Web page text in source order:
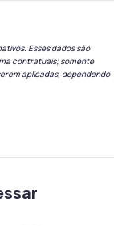
Esses dados são
contratuais; somente
aplicadas, dependendo